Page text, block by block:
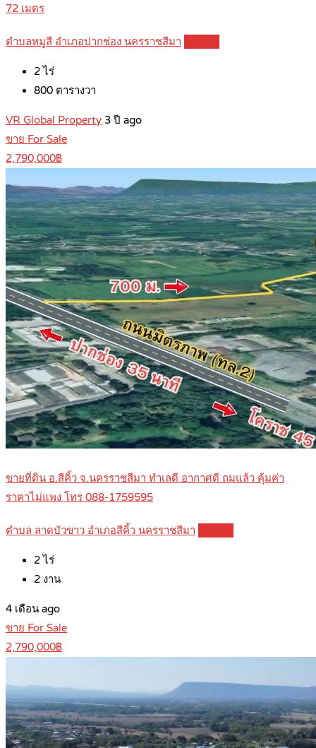
72 เมตร
ตำบลหมูสี อำเภอปากช่อง นครราชสีมา
2 ไร่
800 ตารางวา
VR Global Property 3 ปี ago
ขาย For Sale
2,790,000฿
ขายที่ดิน อ.สีคิ้ว จ.นครราชสีมา ทำเลดี อากาศดี ถมแล้ว คุ้มค่า
ราคาไม่แพง โทร 088-1759595
ตำบล ลาดบัวขาว อำเภอสีคิ้ว นครราชสีมา
2ไร่
2 งาน
4 เดือน ago
ขาย For Sale
2,790,000฿